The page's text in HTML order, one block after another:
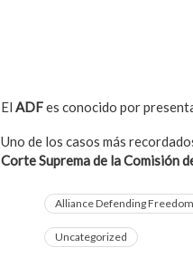
El ADFes conocido por
Uno de los casos más
Corte Suprema de la Comisión
Alliance Defending Freedom
Uncategorized